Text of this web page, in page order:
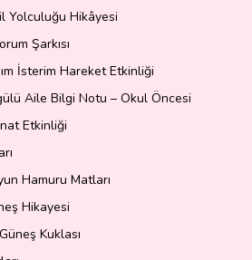
Yolculuğu Hikâyesi
Şarkısı
İsterim Hareket Etkinliği
Aile Bilgi Notu – Okul Öncesi
Etkinliği
Hamuru Matları
Hikayesi
Kuklası